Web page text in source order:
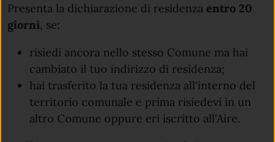
Presenta la dichiarazione di residenza entro 20
giorni, se:
risiedi ancora nello stesso Comune ma hai
cambiato il tuo indirizzo di residenza;
hai trasferito la tua residenza all'interno del
territorio comunale e prima risiedevi in un
altro Comune oppure eri iscritto all'Aire.